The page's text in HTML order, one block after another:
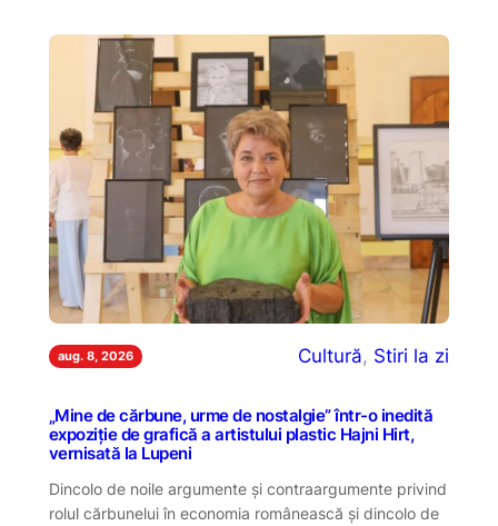
aug. 8, 2026 Cultură, Stiri la zi
„Mine de cărbune, urme de nostalgie” într-o inedită
expoziție de grafică a artistului plastic Hajni Hirt,
vernisată la Lupeni
Dincolo de noile argumente și contraargumente privind
rolul cărbunelui în economia românească și dincolo de